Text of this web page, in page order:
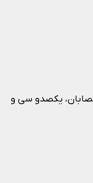
قصابان، یکصدو سی و